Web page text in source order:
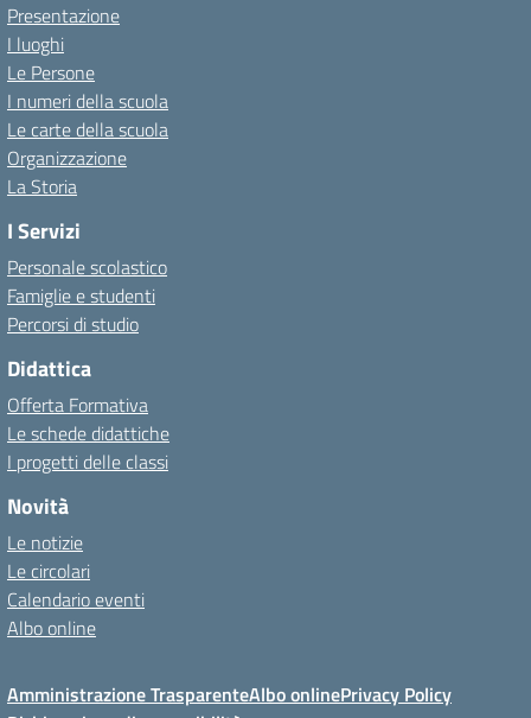
Presentazione
I luoghi
Le Persone
I numeri della scuola
Le carte della scuola
Organizzazione
La Storia
I Servizi
Personale scolastico
Famiglie e studenti
Percorsi di studio
Didattica
Offerta Formativa
Le schede didattiche
I progetti delle classi
Novità
Le notizie
Le circolari
Calendario eventi
Albo online
Amministrazione TrasparenteAlbo onlinePrivacy Policy